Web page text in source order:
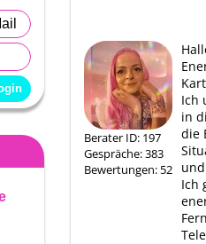
Jasmin Solve
Berater ID: 197
Gespräche: 383
Bewertungen: 52
Ich
in
die
Ich